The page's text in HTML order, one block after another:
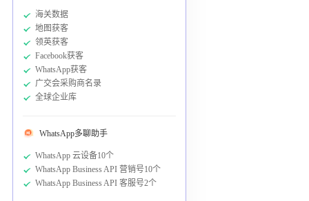
海关数据
地图获客
领英获客
Facebook获客
WhatsApp获客
广交会采购商名录
全球企业库
WhatsApp多聊助手
WhatsApp 云设备10个
WhatsApp Business API 营销号10个
WhatsApp Business API 客服号2个